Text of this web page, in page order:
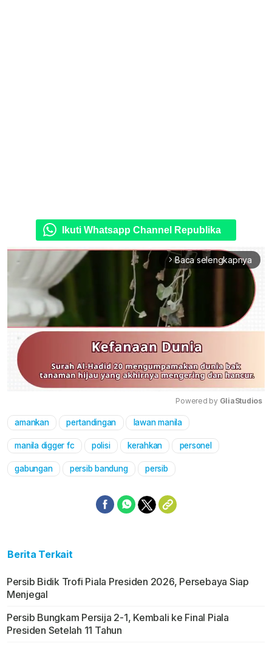
Ikuti Whatsapp Channel Republika
arrow_forward_ios Baca selengkapnya
Powered by GliaStudios
amankan pertandingan lawan manila
manila digger fc polisi kerahkan personel
gabungan persib bandung persib
Berita Terkait
Persib Bidik Trofi Piala Presiden 2026, Persebaya Siap
Menjegal
Persib Bungkam Persija 2-1, Kembali ke Final Piala
Presiden Setelah 11 Tahun